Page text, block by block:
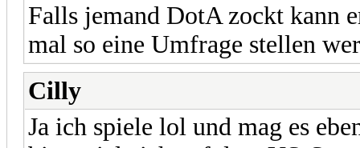
Falls jemand DotA zockt kann
mal so eine Umfrage stellen
Cilly
Ja ich spiele lol und mag es